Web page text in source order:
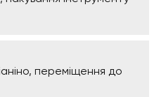
переміщення до